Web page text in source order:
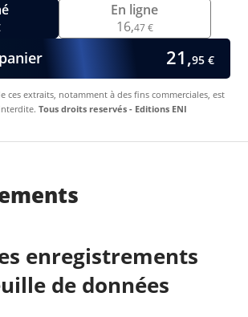
En ligne
16,47 €
21,95 €
ces extraits, notamment à des fins commerciales, est
Tous droits reservés - Editions ENI
enregistrements
de données